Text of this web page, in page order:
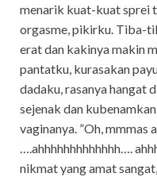
menarik kuat-kuat sprei
orgasme, pikirku. Tiba-
erat dan kakinya makin
pantatku, kurasakan
dadaku, rasanya hangat
sejenak dan
vaginanya. ”Oh, mmmas
….ahhhhhhhhhhhhh….
nikmat yang amat